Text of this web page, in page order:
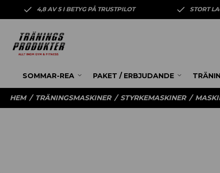
4,8 AV 5 I BETYG PÅ TRUSTPILOT STORT
SOMMAR-REA PAKET / ERBJUDANDE
HEM / TRÄNINGSMASKINER / STYRKEMASKINER /